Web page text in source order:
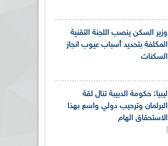
وزير السكن ينصب اللجنة التقنية
المكلفة بتحديد أسباب عيوب انجاز
السكنات
ليبيا: حكومة الدبيبة تنال ثقة
البرلمان وترحيب دولي واسع بهذا
الاستحقاق الهام